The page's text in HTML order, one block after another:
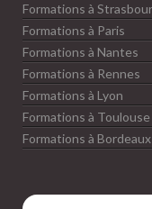
Formations à
Formations à Paris
Formations à Nantes
Formations à Rennes
Formations à Lyon
Formations à Toulouse
Formations à Bordeaux